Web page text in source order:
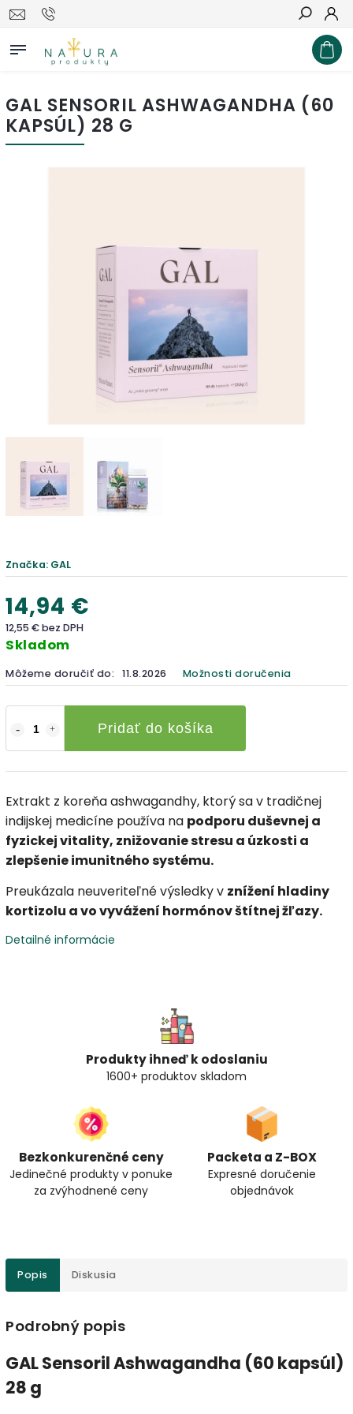
Hľadať
GAL SENSORIL ASHWAGANDHA (60
KAPSÚL) 28 G
Značka: GAL
14,94 €
12,55 € bez DPH
Skladom
Môžeme doručiť do: 11.8.2026 Možnosti doručenia
Pridať do košíka
Extrakt z koreňa ashwagandhy, ktorý sa v tradičnej
indijskej medicíne používa na podporu duševnej a
fyzickej vitality, znižovanie stresu a úzkosti a
zlepšenie imunitného systému.
Preukázala neuveriteľné výsledky v znížení hladiny
kortizolu a vo vyvážení hormónov štítnej žľazy.
Detailné informácie
Produkty ihneď k odoslaniu
1600+ produktov skladom
Bezkonkurenčné ceny
Jedinečné produkty v ponuke
za zvýhodnené ceny
Packeta a Z-BOX
Expresné doručenie
objednávok
Popis Diskusia
Podrobný popis
GAL Sensoril Ashwagandha (60 kapsúl)
28 g